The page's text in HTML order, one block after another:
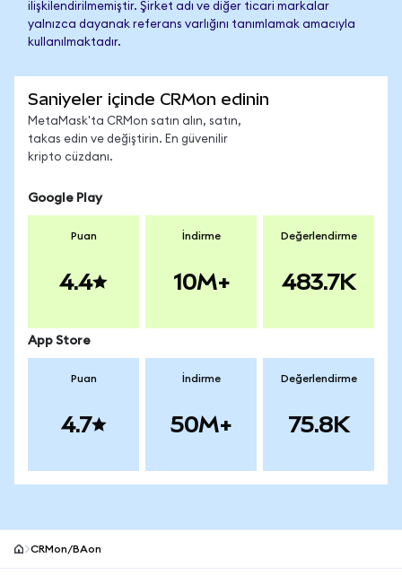
ilişkilendirilmemiştir. Şirket adı ve diğer ticari markalar
yalnızca dayanak referans varlığını tanımlamak amacıyla
kullanılmaktadır.
Saniyeler içinde CRMon edinin
MetaMask'ta CRMon satın alın, satın,
takas edin ve değiştirin. En güvenilir
kripto cüzdanı.
Google Play
Puan
4.4
İndirme
10M+
Değerlendirme
483.7K
App Store
Puan
4.7
İndirme
50M+
Değerlendirme
75.8K
CRMon/BAon